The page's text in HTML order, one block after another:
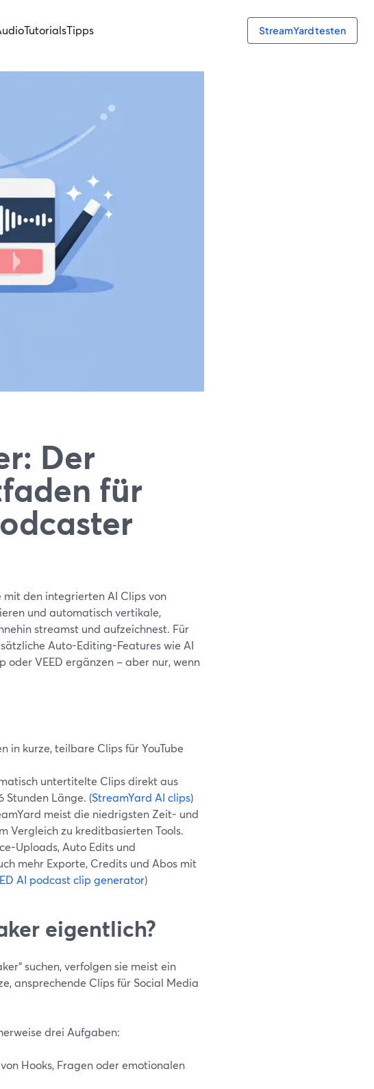
TutorialsTipps StreamYard testen
Der
für
den integrierten AI Clips von
und automatisch vertikale,
streamst und aufzeichnest. Für
Auto-Editing-Features wie AI
oder VEED ergänzen – aber nur, wenn
in kurze, teilbare Clips für YouTube
untertitelte Clips direkt aus
Stunden Länge. (StreamYard AI clips)
meist die niedrigsten Zeit- und
Vergleich zu kreditbasierten Tools.
Uploads, Auto Edits und
mehr Exporte, Credits und Abos mit
AI podcast clip generator)
eigentlich?
suchen, verfolgen sie meist ein
ansprechende Clips für Social Media
drei Aufgaben:
Hooks, Fragen oder emotionalen